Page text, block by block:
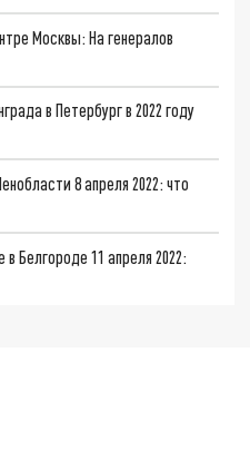
Москвы: На генералов
в Петербург в 2022 году
8 апреля 2022: что
Белгороде 11 апреля 2022: